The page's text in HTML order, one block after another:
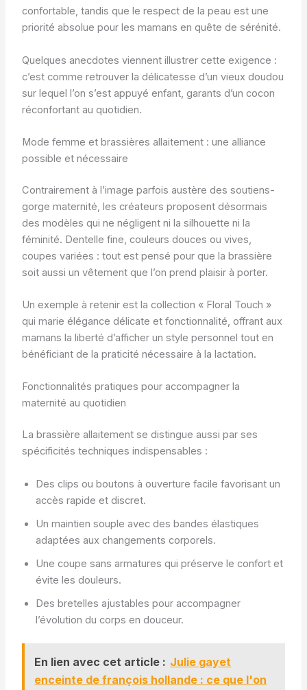
confortable, tandis que le respect de la peau est une
priorité absolue pour les mamans en quête de sérénité.
Quelques anecdotes viennent illustrer cette exigence :
c’est comme retrouver la délicatesse d’un vieux doudou
sur lequel l’on s’est appuyé enfant, garants d’un cocon
réconfortant au quotidien.
Mode femme et brassières allaitement : une alliance
possible et nécessaire
Contrairement à l’image parfois austère des soutiens-
gorge maternité, les créateurs proposent désormais
des modèles qui ne négligent ni la silhouette ni la
féminité. Dentelle fine, couleurs douces ou vives,
coupes variées : tout est pensé pour que la brassière
soit aussi un vêtement que l’on prend plaisir à porter.
Un exemple à retenir est la collection « Floral Touch »
qui marie élégance délicate et fonctionnalité, offrant aux
mamans la liberté d’afficher un style personnel tout en
bénéficiant de la praticité nécessaire à la lactation.
Fonctionnalités pratiques pour accompagner la
maternité au quotidien
La brassière allaitement se distingue aussi par ses
spécificités techniques indispensables :
Des clips ou boutons à ouverture facile favorisant un
accès rapide et discret.
Un maintien souple avec des bandes élastiques
adaptées aux changements corporels.
Une coupe sans armatures qui préserve le confort et
évite les douleurs.
Des bretelles ajustables pour accompagner
l’évolution du corps en douceur.
En lien avec cet article : Julie gayet
enceinte de françois hollande : ce que l'on